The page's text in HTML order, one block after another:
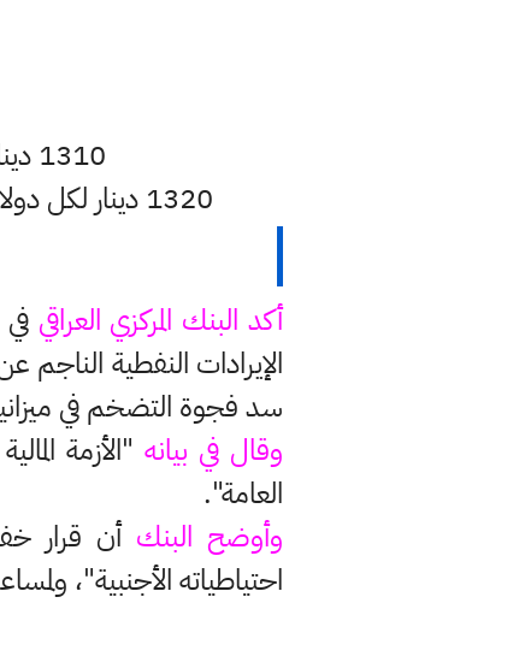
1310 دينار لكل دولار سعر بيع الدولار إلى المصارف من خلال المنصة الإلكترونية.
1320 دينار لكل دولار سعر بيع الدولار من المصارف والمؤسسات المالية غير المصرفية للمستفيد النهائي.
أكد البنك المركزي العراقي
الإيرادات النفطية
سد فجوة التضخم في ميزانية 2021 بعد انهيار أسعار النفط العالمية، وهو مصدر رئيسي للموارد المالية
وقال في بيانه "الأزمة
العامة".
وأوضح البنك أن قرار
احتياطياته الأجنبية"،